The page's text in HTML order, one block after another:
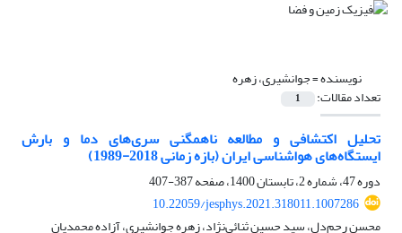
نویسنده =جوانشیری، زهره
تعداد مقالات: 1
تحلیل اکتشافی و مطالعه ناهمگنی سری‌های دما و بارش
ایستگاه‌های هواشناسی ایران (بازه زمانی 2018-1989)
دوره 47، شماره 2، تابستان 1400، صفحه
387-407
10.22059/jesphys.2021.318011.1007286
محسن رحم‌دل، سید حسین ثنائی‌نژاد، زهره جوانشیری، آزاده محمدیان